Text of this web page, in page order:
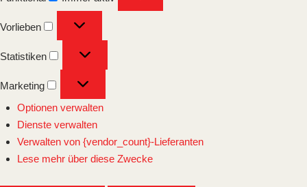
Vorlieben
Statistiken
Marketing
Optionen verwalten
Dienste verwalten
Verwalten von {vendor_count}-Lieferanten
Lese mehr über diese Zwecke